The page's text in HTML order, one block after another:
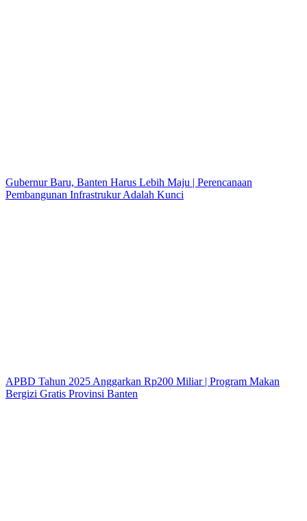
Gubernur Baru, Banten Harus Lebih Maju | Perencanaan
Pembangunan Infrastrukur Adalah Kunci
APBD Tahun 2025 Anggarkan Rp200 Miliar | Program Makan
Bergizi Gratis Provinsi Banten